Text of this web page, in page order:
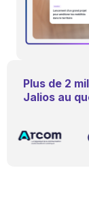
Plus de 2
Jalios au